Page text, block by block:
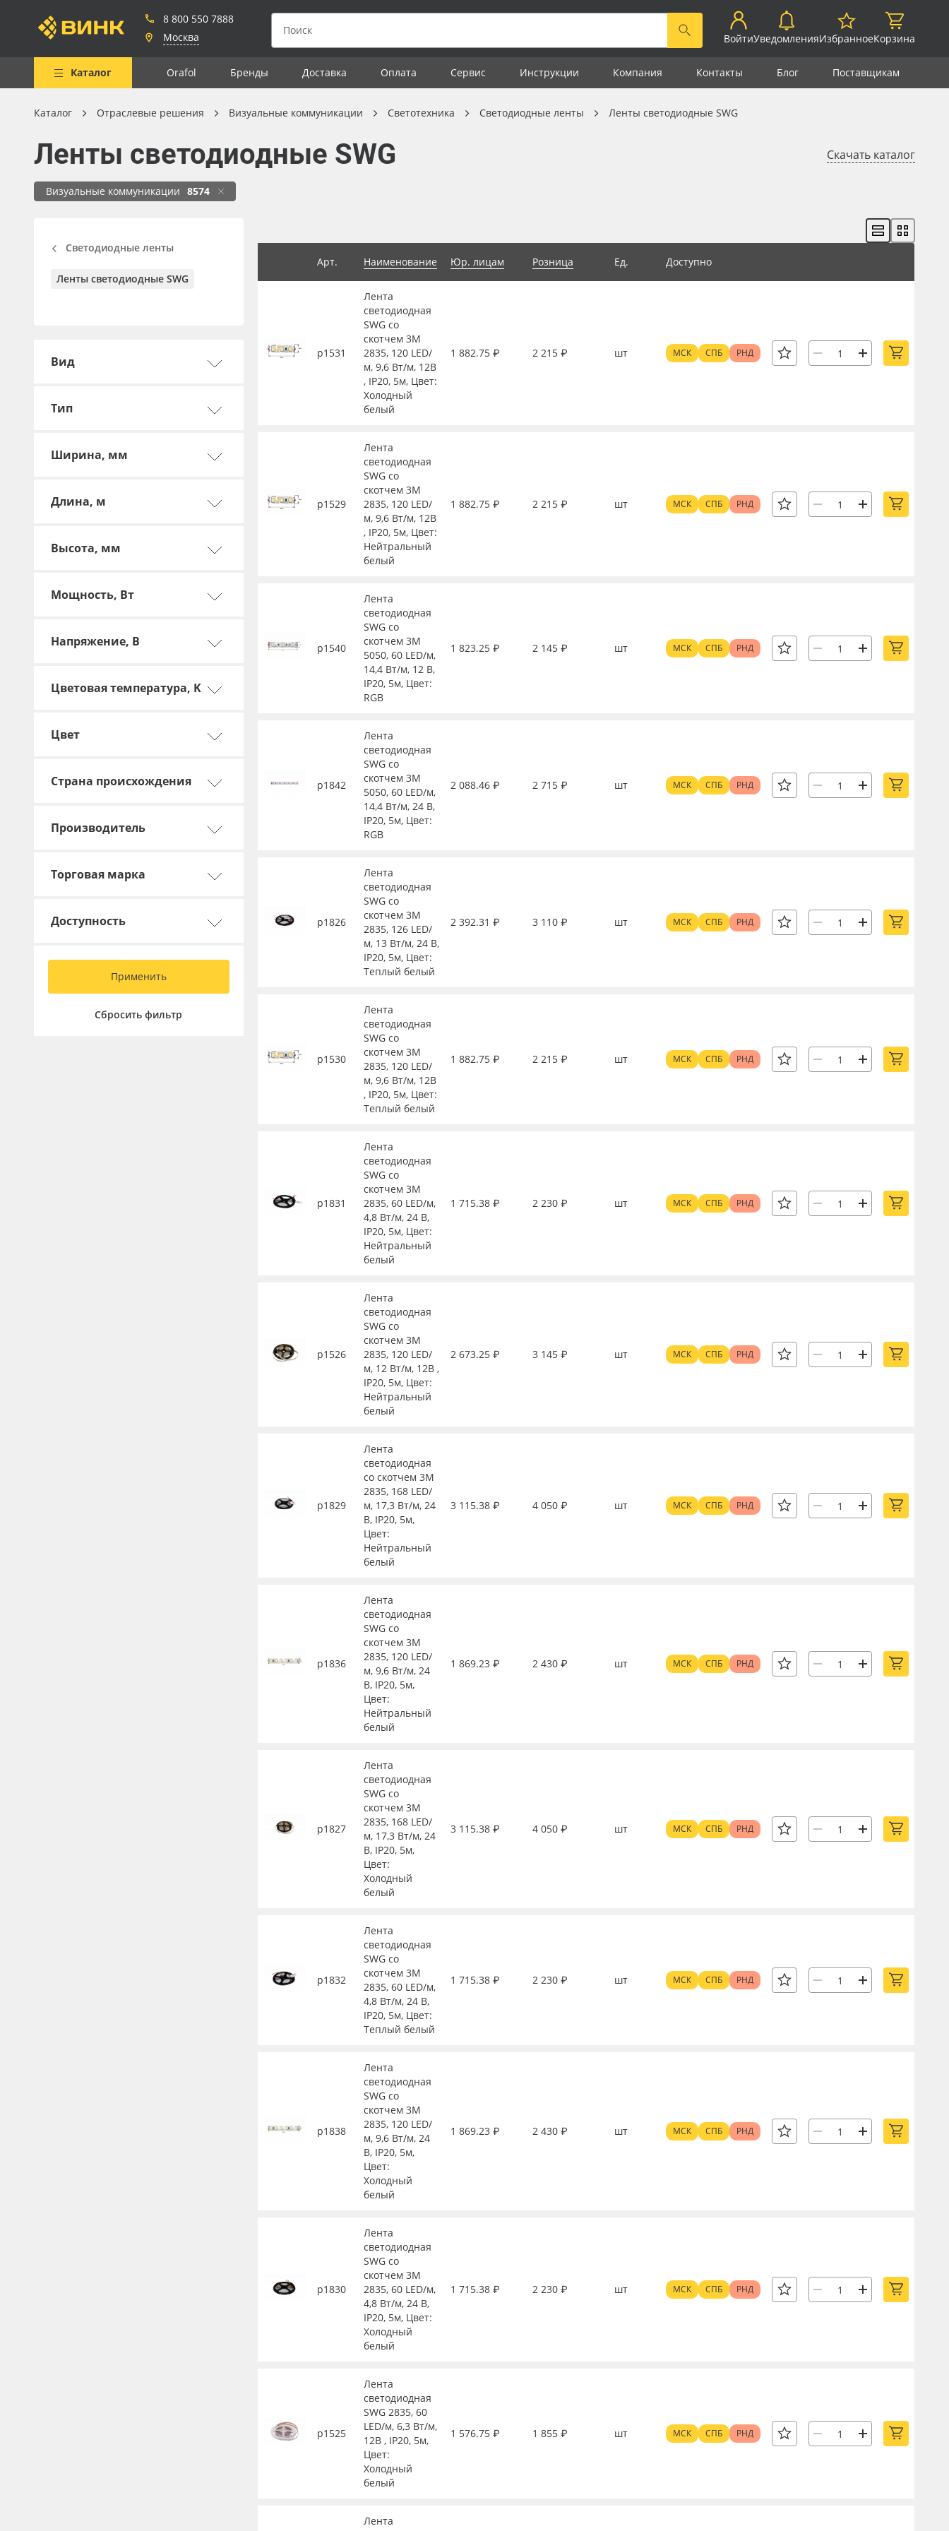
8 800 550 7888
Москва
ВойтиУведомленияИзбранноеКорзина
Каталог Orafol Бренды Доставка Оплата Сервис Инструкции Компания Контакты Блог Поставщикам
Весь каталог
Рулонные материалы
Листовые материалы
Клей, скотчи и крепёж
Мобильные конструкции и
Светотехника
Oracal 641
Плёнка монтажная Oratape
ПЭТ бэклит
Баннер
Каталог Отраслевые решения Визуальные коммуникации Светотехника Светодиодные ленты Ленты светодиодные SWG
Ленты светодиодные SWG Скачать каталог
Визуальные коммуникации 8574
Светодиодные ленты
Ленты светодиодные SWG
Вид
Тип
Ширина, мм
Длина, м
Высота, мм
Мощность, Вт
Напряжение, В
Цветовая температура, K
Цвет
Страна происхождения
Производитель
Торговая марка
Доступность
Применить
Сбросить фильтр
Арт. Наименование Юр. лицам Розница Ед. Доступно
р1531
Лента
светодиодная
SWG со
скотчем 3М
2835, 120 LED/
м, 9,6 Вт/м, 12В
, IP20, 5м, Цвет:
Холодный
белый
1 882.75 ₽ 2 215 ₽ шт МСК СПБ РНД
р1529
Лента
светодиодная
SWG со
скотчем 3М
2835, 120 LED/
м, 9,6 Вт/м, 12В
, IP20, 5м, Цвет:
Нейтральный
белый
1 882.75 ₽ 2 215 ₽ шт МСК СПБ РНД
р1540
Лента
светодиодная
SWG со
скотчем 3М
5050, 60 LED/м,
14,4 Вт/м, 12 В,
IP20, 5м, Цвет:
RGB
1 823.25 ₽ 2 145 ₽ шт МСК СПБ РНД
р1842
Лента
светодиодная
SWG со
скотчем 3М
5050, 60 LED/м,
14,4 Вт/м, 24 В,
IP20, 5м, Цвет:
RGB
2 088.46 ₽ 2 715 ₽ шт МСК СПБ РНД
р1826
Лента
светодиодная
SWG со
скотчем 3М
2835, 126 LED/
м, 13 Вт/м, 24 В,
IP20, 5м, Цвет:
Теплый белый
2 392.31 ₽ 3 110 ₽ шт МСК СПБ РНД
р1530
Лента
светодиодная
SWG со
скотчем 3М
2835, 120 LED/
м, 9,6 Вт/м, 12В
, IP20, 5м, Цвет:
Теплый белый
1 882.75 ₽ 2 215 ₽ шт МСК СПБ РНД
р1831
Лента
светодиодная
SWG со
скотчем 3М
2835, 60 LED/м,
4,8 Вт/м, 24 В,
IP20, 5м, Цвет:
Нейтральный
белый
1 715.38 ₽ 2 230 ₽ шт МСК СПБ РНД
р1526
Лента
светодиодная
SWG со
скотчем 3М
2835, 120 LED/
м, 12 Вт/м, 12В ,
IP20, 5м, Цвет:
Нейтральный
белый
2 673.25 ₽ 3 145 ₽ шт МСК СПБ РНД
р1829
Лента
светодиодная
со скотчем 3М
2835, 168 LED/
м, 17,3 Вт/м, 24
В, IP20, 5м,
Цвет:
Нейтральный
белый
3 115.38 ₽ 4 050 ₽ шт МСК СПБ РНД
р1836
Лента
светодиодная
SWG со
скотчем 3М
2835, 120 LED/
м, 9,6 Вт/м, 24
В, IP20, 5м,
Цвет:
Нейтральный
белый
1 869.23 ₽ 2 430 ₽ шт МСК СПБ РНД
р1827
Лента
светодиодная
SWG со
скотчем 3М
2835, 168 LED/
м, 17,3 Вт/м, 24
В, IP20, 5м,
Цвет:
Холодный
белый
3 115.38 ₽ 4 050 ₽ шт МСК СПБ РНД
р1832
Лента
светодиодная
SWG со
скотчем 3М
2835, 60 LED/м,
4,8 Вт/м, 24 В,
IP20, 5м, Цвет:
Теплый белый
1 715.38 ₽ 2 230 ₽ шт МСК СПБ РНД
р1838
Лента
светодиодная
SWG со
скотчем 3М
2835, 120 LED/
м, 9,6 Вт/м, 24
В, IP20, 5м,
Цвет:
Холодный
белый
1 869.23 ₽ 2 430 ₽ шт МСК СПБ РНД
р1830
Лента
светодиодная
SWG со
скотчем 3М
2835, 60 LED/м,
4,8 Вт/м, 24 В,
IP20, 5м, Цвет:
Холодный
белый
1 715.38 ₽ 2 230 ₽ шт МСК СПБ РНД
р1525
Лента
светодиодная
SWG 2835, 60
LED/м, 6,3 Вт/м,
12В , IP20, 5м,
Цвет:
Холодный
белый
1 576.75 ₽ 1 855 ₽ шт МСК СПБ РНД
Лента